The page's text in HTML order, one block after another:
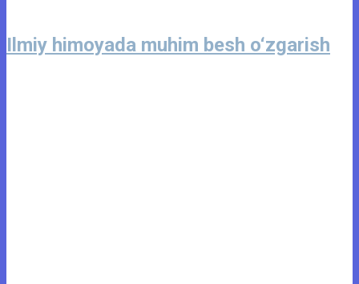
Ilmiy himoyada muhim besh o‘zgarish